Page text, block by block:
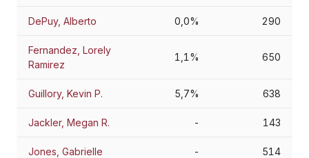
DePuy, Alberto 0,0% 290
Fernandez, Lorely
Ramirez
1,1% 650
Guillory, Kevin P. 5,7% 638
Jackler, Megan R. - 143
Jones, Gabrielle - 514